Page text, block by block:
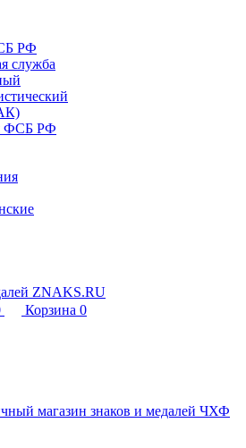
РФ
служба
ФСБ РФ
Корзина 0
магазин знаков и медалей ЧХФ